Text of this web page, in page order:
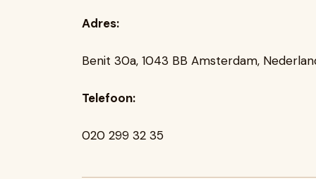
Adres:
Benit 30a, 1043 BB Amsterdam,
Telefoon:
020 299 32 35